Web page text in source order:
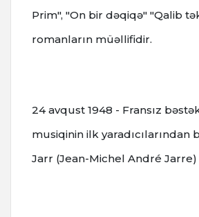
Prim", "On bir dəqiqə" "Qalib
romanların müəllifidir.
24 avqust 1948 - Fransız
musiqinin ilk yaradıcılarından
Jarr (Jean-Michel André